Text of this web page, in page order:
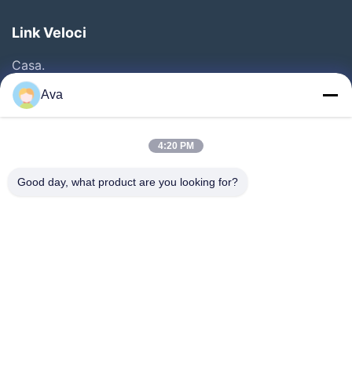
Link Veloci
Casa.
Prodotti
Video
Visita Alla Fabbrica
Ava
4:20 PM
Good day, what product are you looking for?